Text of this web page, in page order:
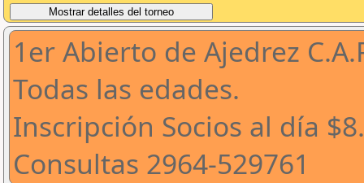
1er Abierto de Ajedrez
Todas las edades.
Inscripción Socios al día
Consultas 2964-529761